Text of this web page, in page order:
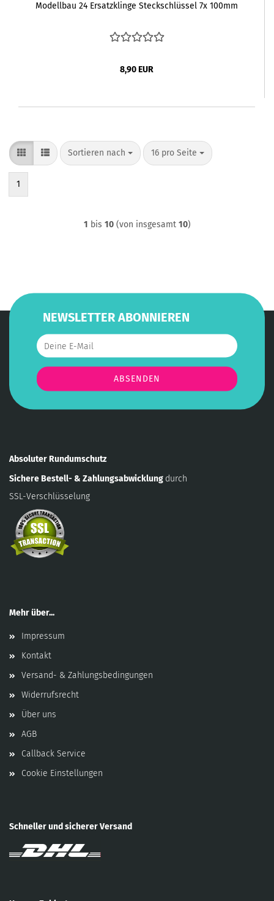
Modellbau 24 Ersatzklinge Steckschlüssel 7x 100mm
8,90 EUR
Sortieren nach
Sortieren nach 16 pro Seite
pro Seite
1
1 bis 10(von insgesamt 10)
NEWSLETTER ABONNIEREN
Absoluter Rundumschutz
Sichere Bestell- & Zahlungsabwicklung durch
SSL-Verschlüsselung
Mehr über...
Impressum
Kontakt
Versand- & Zahlungsbedingungen
Widerrufsrecht
Über uns
AGB
Callback Service
Cookie Einstellungen
Schneller und sicherer Versand